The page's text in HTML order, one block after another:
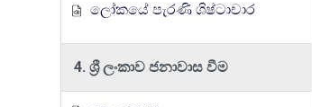
ලෝකයේ පැරණි ශිෂ්ටාචාර
4. ශ්‍රී ලංකාව ජනාවාස වීම